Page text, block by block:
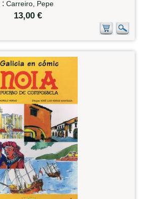
: Carreiro, Pepe
13,00 €